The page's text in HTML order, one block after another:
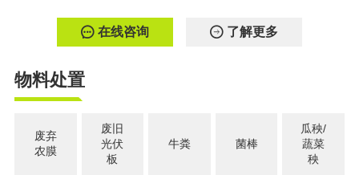
在线咨询 了解更多
物料处置
废弃
农膜
废旧
光伏
板
牛粪 菌棒
瓜秧/
蔬菜
秧